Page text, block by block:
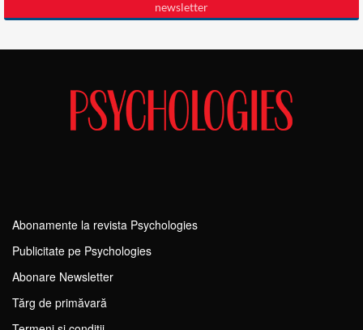
Abonamente la revista Psychologies
Publicitate pe Psychologies
Abonare Newsletter
Tărg de primăvară